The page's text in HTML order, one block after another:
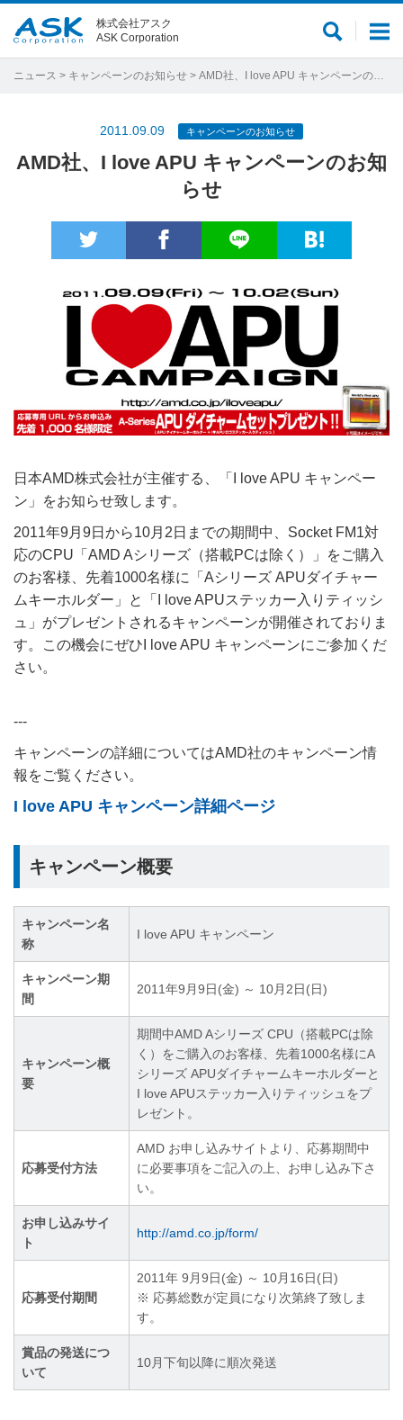
メ
ュ
サ
ト
株式会社アスク
ASK Corporation
ニュース > キャンペーンのお知らせ > AMD社、I love APU キャンペーンのお知らせ
2011.09.09 キャンペーンのお知らせ
AMD社、I love APU キャンペーンのお知
らせ
日本AMD株式会社が主催する、「I love APU キャンペー
ン」をお知らせ致します。
2011年9月9日から10月2日までの期間中、Socket FM1対
応のCPU「AMD Aシリーズ（搭載PCは除く）」をご購入
のお客様、先着1000名様に「Aシリーズ APUダイチャー
ムキーホルダー」と「I love APUステッカー入りティッシ
ュ」がプレゼントされるキャンペーンが開催されておりま
す。この機会にぜひI love APU キャンペーンにご参加くだ
さい。
---
キャンペーンの詳細についてはAMD社のキャンペーン情
報をご覧ください。
I love APU キャンペーン詳細ページ
キャンペーン概要
キャンペーン名
称
I love APU キャンペーン
キャンペーン期
間
2011年9月9日(金) ～ 10月2日(日)
キャンペーン概
要
期間中AMD Aシリーズ CPU（搭載PCは除
く）をご購入のお客様、先着1000名様にA
シリーズ APUダイチャームキーホルダーと
I love APUステッカー入りティッシュをプ
レゼント。
応募受付方法
AMD お申し込みサイトより、応募期間中
に必要事項をご記入の上、お申し込み下さ
い。
お申し込みサイ
ト
http://amd.co.jp/form/
応募受付期間
2011年 9月9日(金) ～ 10月16日(日)
※ 応募総数が定員になり次第終了致しま
す。
賞品の発送につ
いて
10月下旬以降に順次発送